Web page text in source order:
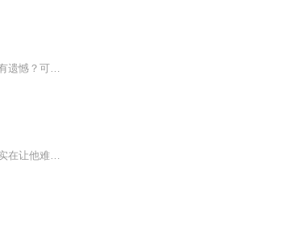
【内容简介】陈学谦为了改变一生中最大的遗憾，一心想着如果能够回到曾经，如果能够改写人生！你可有遗憾？可想回到过去，逆转未来？那些年，你可有错过青梅竹马的总角之交，可有憾恨一生的往事？陈学谦，一个无比渴望弥补遗憾的人重回过去，他能否活出全...
已经大半年，还没有找到了一个像样的活，徐海松淡淡叹了口气，他并不是找不到工作，只是找到的工作实在让他难以接受，每天从早干到晚，又没有节假日的休息，基本上就是除了上班就睡觉了。没日没夜的干活让徐海松很是无奈，身体上的负荷还是能跟上，只是这样一来，他便再也没有自己的空闲时间，而且睡眠严重不足，几个月下来，他终于放弃了那份工作，想找一份稍微舒适点的工作环境。...